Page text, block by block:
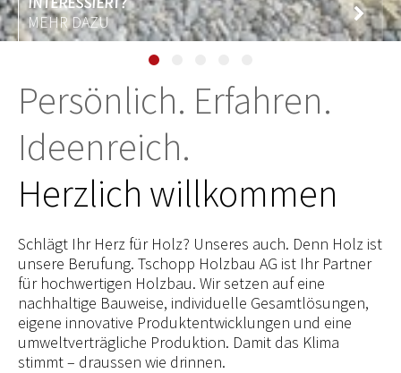
MEHR DAZU
Persönlich. Erfahren.
Ideenreich.
Herzlich willkommen
Schlägt Ihr Herz für Holz? Unseres auch. Denn Holz ist
unsere Berufung. Tschopp Holzbau AG ist Ihr Partner
für hochwertigen Holzbau. Wir setzen auf eine
nachhaltige Bauweise, individuelle Gesamtlösungen,
eigene innovative Produktentwicklungen und eine
umweltverträgliche Produktion. Damit das Klima
stimmt – draussen wie drinnen.